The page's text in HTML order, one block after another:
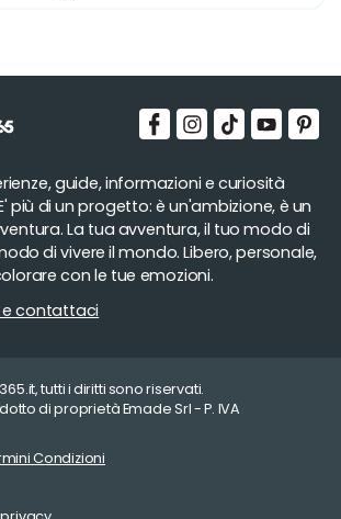
guide, informazioni e curiosità
più di un progetto: è un'ambizione, è un
La tua avventura, il tuo modo di
di vivere il mondo. Libero, personale,
con le tue emozioni.
e contattaci
tutti i diritti sono riservati.
di proprietà Emade Srl - P. IVA
Condizioni